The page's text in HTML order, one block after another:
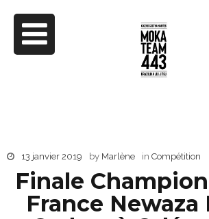
13 janvier 2019 by Marlène in Compétition
Finale
France Newaza